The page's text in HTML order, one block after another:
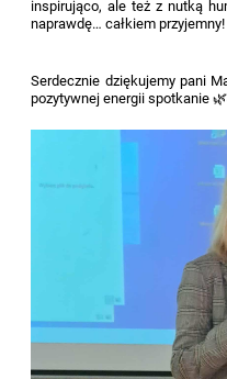
inspirująco, ale też z nutką
naprawdę… całkiem
Serdecznie dziękujemy pani
pozytywnej energii spotkanie